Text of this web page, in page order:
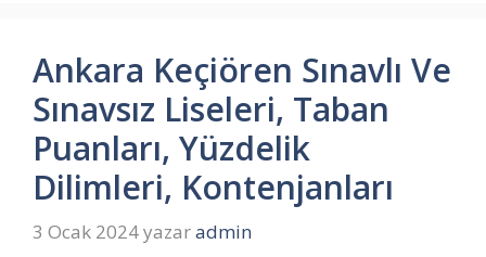
Ankara Keçiören Sınavlı Ve
Sınavsız Liseleri, Taban
Puanları, Yüzdelik
Dilimleri, Kontenjanları
3 Ocak 2024yazaradmin